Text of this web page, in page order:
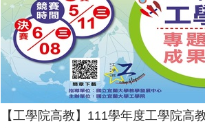
【工學院高教】111學年度工學院高